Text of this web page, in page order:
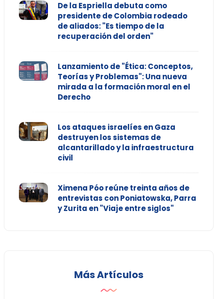
De la Espriella debuta como
presidente de Colombia rodeado
de aliados: "Es tiempo de la
recuperación del orden"
Lanzamiento de "Ética: Conceptos,
Teorías y Problemas": Una nueva
mirada a la formación moral en el
Derecho
Los ataques israelíes en Gaza
destruyen los sistemas de
alcantarillado y la infraestructura
civil
Ximena Póo reúne treinta años de
entrevistas con Poniatowska, Parra
y Zurita en "Viaje entre siglos"
Más Artículos